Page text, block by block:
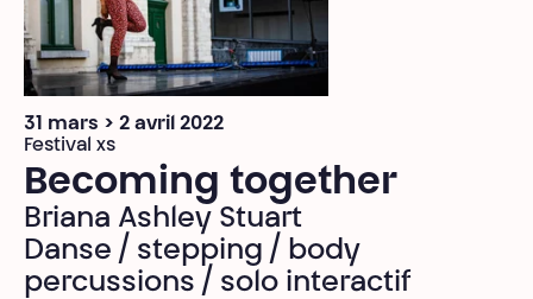
31 mars > 2 avril 2022
Festival xs
Becoming together
Briana Ashley Stuart
Danse / stepping / body
percussions / solo interactif